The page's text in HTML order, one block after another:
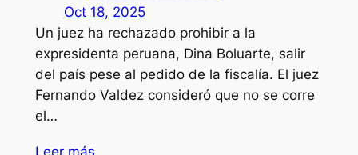
Oct 18, 2025
Un juez ha rechazado prohibir a la
expresidenta peruana, Dina Boluarte, salir
del país pese al pedido de la fiscalía. El juez
Fernando Valdez consideró que no se corre
el…
Leer más